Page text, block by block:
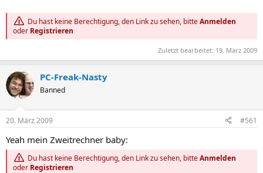
Du hast keine Berechtigung, den Link zu sehen, bitteAnmelden
oder Registrieren
Zuletzt bearbeitet: 19. März 2009
PC-Freak-Nasty
Banned
20. März 2009 #561
Yeah mein Zweitrechner baby:
Du hast keine Berechtigung, den Link zu sehen, bitteAnmelden
oder Registrieren